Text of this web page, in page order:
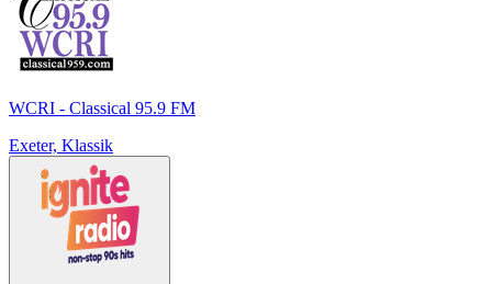
WCRI - Classical 95.9 FM
Exeter, Klassik